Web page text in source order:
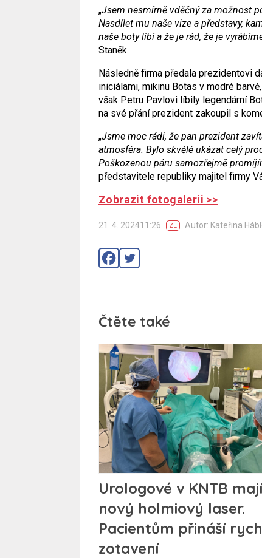
„Jsem nesmírně vděčný za možnost
Nasdílet mu naše vize a představy,
naše boty líbí a že je rád, že je
Staněk.
Následně firma předala prezidentovi
iniciálami, mikinu Botas v modré
však Petru Pavlovi líbily legendární
na své přání prezident zakoupil s
„Jsme moc rádi, že pan prezident zaví
atmosféra. Bylo skvělé ukázat celý
Poškozenou páru samozřejmě promíjí
představitele republiky majitel firmy
Zobrazit fotogalerii >>
21. 4. 202411:26 ZL Autor: Kateřina
Čtěte také
Urologové v KNTB mají
nový holmiový laser.
Pacientům přináší
zotavení